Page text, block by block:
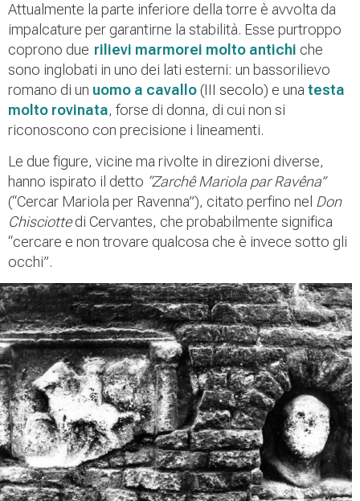
Attualmente la parte inferiore della torre è avvolta da
impalcature per garantirne la stabilità. Esse purtroppo
coprono due rilievi marmorei molto antichi che
sono inglobati in uno dei lati esterni: un bassorilievo
romano di un uomo a cavallo(III secolo) e una testa
molto rovinata, forse di donna, di cui non si
riconoscono con precisione i lineamenti.
Le due figure, vicine ma rivolte in direzioni diverse,
hanno ispirato il detto “Zarchê Mariola par Ravêna”
(“Cercar Mariola per Ravenna”), citato perfino nel Don
Chisciottedi Cervantes, che probabilmente significa
“cercare e non trovare qualcosa che è invece sotto gli
occhi”.